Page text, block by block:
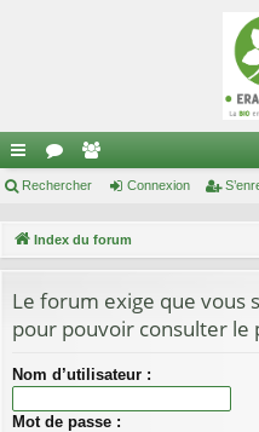
cc
ra
pi
de
or
m
s
e
br
es
Rechercher Connexion
Index du forum
Le forum exige que vous
pour pouvoir consulter
Nom d’utilisateur :
Mot de passe :